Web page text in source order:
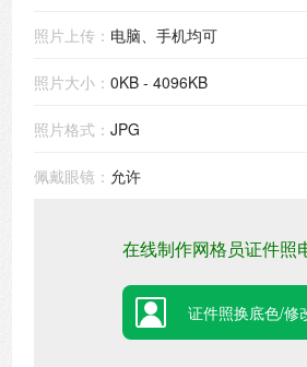
照片上传： 电脑、手机均可
照片大小：0KB - 4096KB
照片格式：JPG
佩戴眼镜： 允许
在线制作网格员证件照
证件照换底色/修